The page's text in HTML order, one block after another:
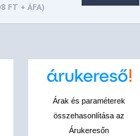
FT + ÁFA)
Árak és paraméterek
összehasonlítása az
Árukeresőn